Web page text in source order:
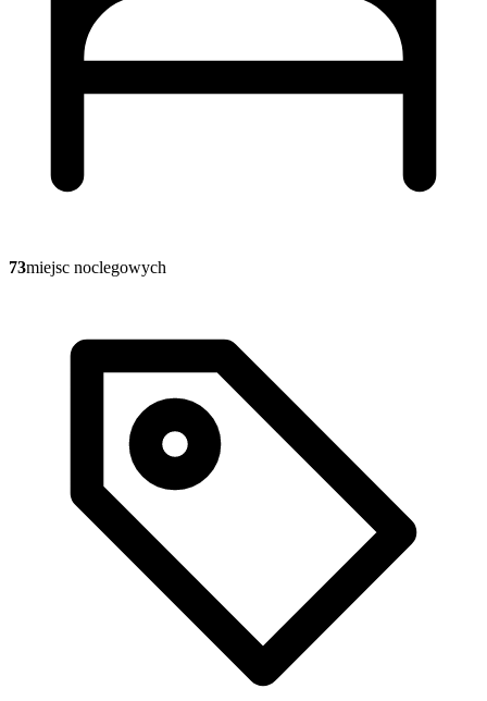
73miejsc noclegowych